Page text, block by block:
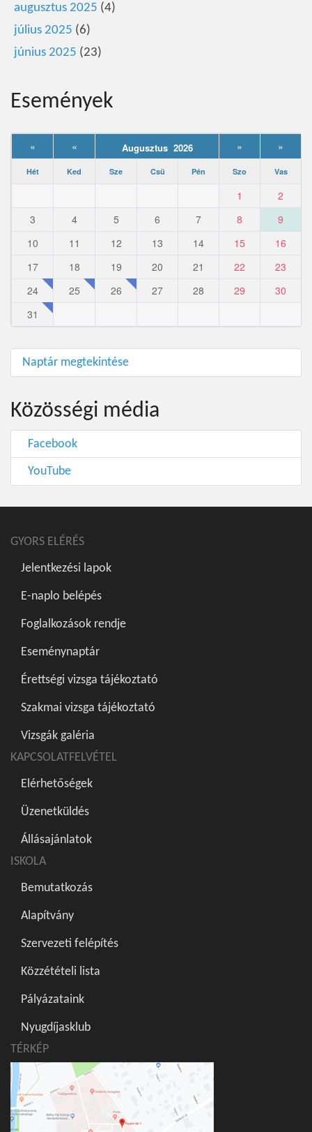
augusztus 2025 (4)
július 2025 (6)
június 2025 (23)
Események
« « Augusztus 2026 » »
Hét Ked Sze Csü Pén Szo Vas
1
2
3
4 5 6 7 8
9
10
11 12 13 14 15
16
17
18 19 20 21 22
23
24
25 26 27 28 29
30
31
Naptár megtekintése
Közösségi média
Facebook
YouTube
GYORS ELÉRÉS
Jelentkezési lapok
E-naplo belépés
Foglalkozások rendje
Eseménynaptár
Érettségi vizsga tájékoztató
Szakmai vizsga tájékoztató
Vizsgák galéria
KAPCSOLATFELVÉTEL
Elérhetőségek
Üzenetküldés
Állásajánlatok
ISKOLA
Bemutatkozás
Alapítvány
Szervezeti felépítés
Közzétételi lista
Pályázataink
Nyugdíjasklub
TÉRKÉP